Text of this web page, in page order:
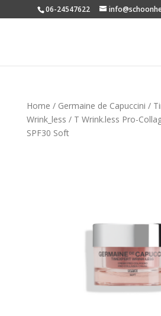
06-24547622
Home / Germaine de Capuccini /
Wrink_less / T Wrink.less Pro-
SPF30 Soft